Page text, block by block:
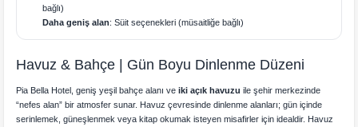
bağlı)
Daha geniş alan: Süit seçenekleri (müsaitliğe bağlı)
Havuz & Bahçe | Gün Boyu Dinlenme Düzeni
Pia Bella Hotel, geniş yeşil bahçe alanı veiki açık havuzu ile şehir merkezinde
“nefes alan” bir atmosfer sunar. Havuz çevresinde dinlenme alanları; gün içinde
serinlemek, güneşlenmek veya kitap okumak isteyen misafirler için idealdir. Havuz